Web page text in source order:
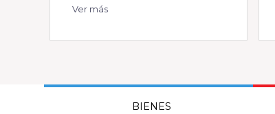
Ver más
BIENES